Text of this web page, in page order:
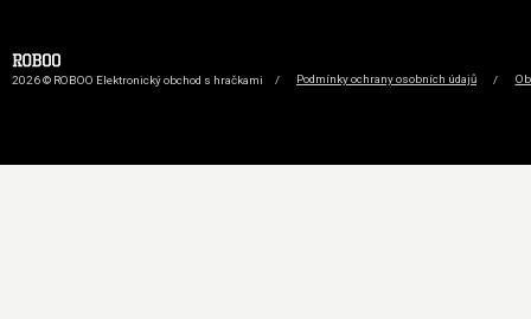
2026 © ROBOO Elektronický obchod s hračkami / Podmínky ochrany osobních údajů /